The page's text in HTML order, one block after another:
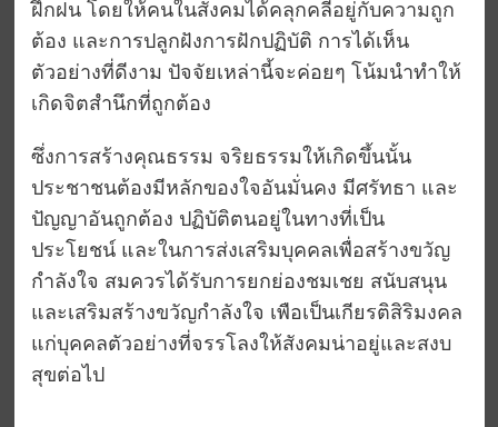
ฝึกฝน โดยให้คนในสังคมได้คลุกคลีอยู่กับความถูก
ต้อง และการปลูกฝังการฝักปฏิบัติ การได้เห็น
ตัวอย่างที่ดีงาม ปัจจัยเหล่านี้จะค่อยๆ โน้มนำทำให้
เกิดจิตสำนึกที่ถูกต้อง
ซึ่งการสร้างคุณธรรม จริยธรรมให้เกิดขึ้นนั้น
ประชาชนต้องมีหลักของใจอันมั่นคง มีศรัทธา และ
ปัญญาอันถูกต้อง ปฏิบัติตนอยู่ในทางที่เป็น
ประโยชน์ และในการส่งเสริมบุคคลเพื่อสร้างขวัญ
กำลังใจ สมควรได้รับการยกย่องชมเชย สนับสนุน
และเสริมสร้างขวัญกำลังใจ เพือเป็นเกียรติสิริมงคล
แก่บุคคลตัวอย่างที่จรรโลงให้สังคมน่าอยู่และสงบ
สุขต่อไป